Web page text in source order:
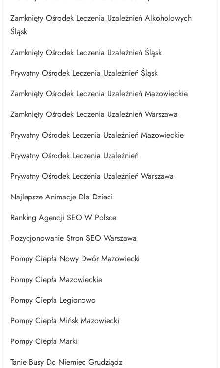
Zamknięty Ośrodek Leczenia Uzależnień Alkoholowych
Śląsk
Zamknięty Ośrodek Leczenia Uzależnień Śląsk
Prywatny Ośrodek Leczenia Uzależnień Śląsk
Zamknięty Ośrodek Leczenia Uzależnień Mazowieckie
Zamknięty Ośrodek Leczenia Uzależnień Warszawa
Prywatny Ośrodek Leczenia Uzależnień Mazowieckie
Prywatny Ośrodek Leczenia Uzależnień
Prywatny Ośrodek Leczenia Uzależnień Warszawa
Najlepsze Animacje Dla Dzieci
Ranking Agencji SEO W Polsce
Pozycjonowanie Stron SEO Warszawa
Pompy Ciepła Nowy Dwór Mazowiecki
Pompy Ciepła Mazowieckie
Pompy Ciepła Legionowo
Pompy Ciepła Mińsk Mazowiecki
Pompy Ciepła Marki
Tanie Busy Do Niemiec Grudziądz